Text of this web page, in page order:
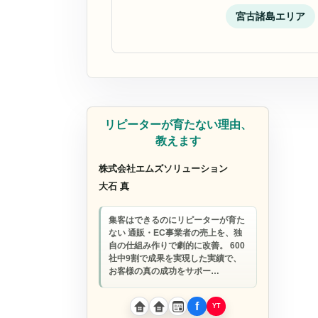
宮古諸島エリア
AIインタビューライター
リピーターが育たない理由、
教えます
株式会社エムズソリューション
大石 真
集客はできるのにリピーターが育た
ない 通販・EC事業者の売上を、独
自の仕組み作りで劇的に改善。 600
社中9割で成果を実現した実績で、
お客様の真の成功をサポー…